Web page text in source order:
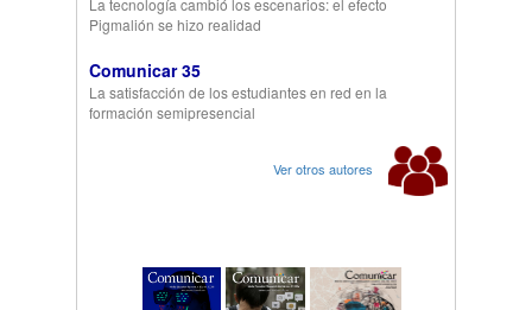
La tecnología cambió los escenarios: el efecto
Pigmalión se hizo realidad
Comunicar 35
La satisfacción de los estudiantes en red en la
formación semipresencial
Ver otros autores